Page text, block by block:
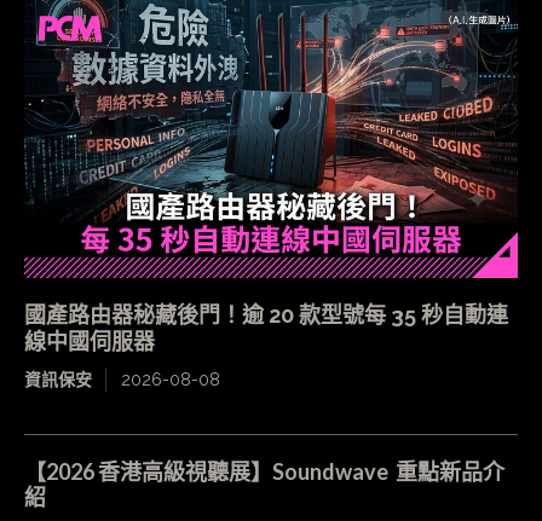
國產路由器秘藏後門！逾 20 款型號每 35 秒自動連
線中國伺服器
資訊保安 2026-08-08
【2026 香港高級視聽展】Soundwave 重點新品介
紹